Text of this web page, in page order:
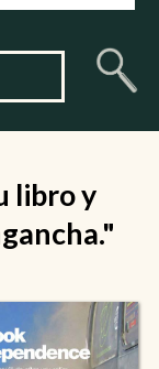
libro y